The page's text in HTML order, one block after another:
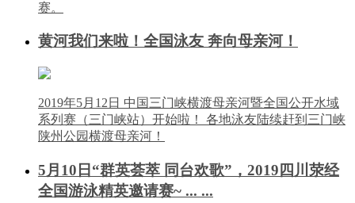
赛。
黄河我们来啦！全国泳友 奔向母亲河！
2019年5月12日 中国三门峡横渡母亲河暨全国公开水域
系列赛（三门峡站）开始啦！ 各地泳友陆续赶到三门峡
陕州公园横渡母亲河！
5月10日“群英荟萃 同台欢歌”，2019四川荥经
全国游泳精英邀请赛~ ... ...